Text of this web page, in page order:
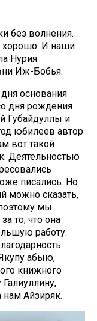
без волнения.
хорошо. И наши
Нурия
Иж-Бобья.
основания
дня рождения
Губайдуллы и
юбилеев автор
вот такой
Деятельностью
писались. Но
можно сказать,
мы
то, что она
работу.
абыю,
книжного
нам Айзиряк.